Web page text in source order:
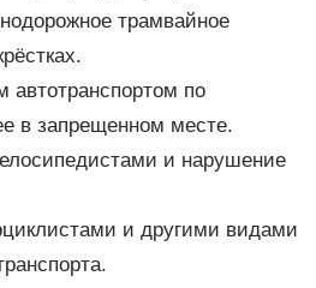
трамвайное
автотранспортом по
в запрещенном месте.
и нарушение
и другими видами